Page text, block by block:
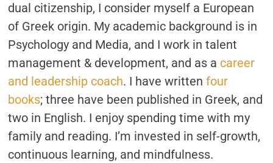
dual citizenship, I consider myself a European
of Greek origin. My academic background is in
Psychology and Media, and I work in talent
management & development, and as a career
and leadership coach. I have writtenfour
books; three have been published in Greek, and
two in English. I enjoy spending time with my
family and reading. I’m invested in self-growth,
continuous learning, and mindfulness.